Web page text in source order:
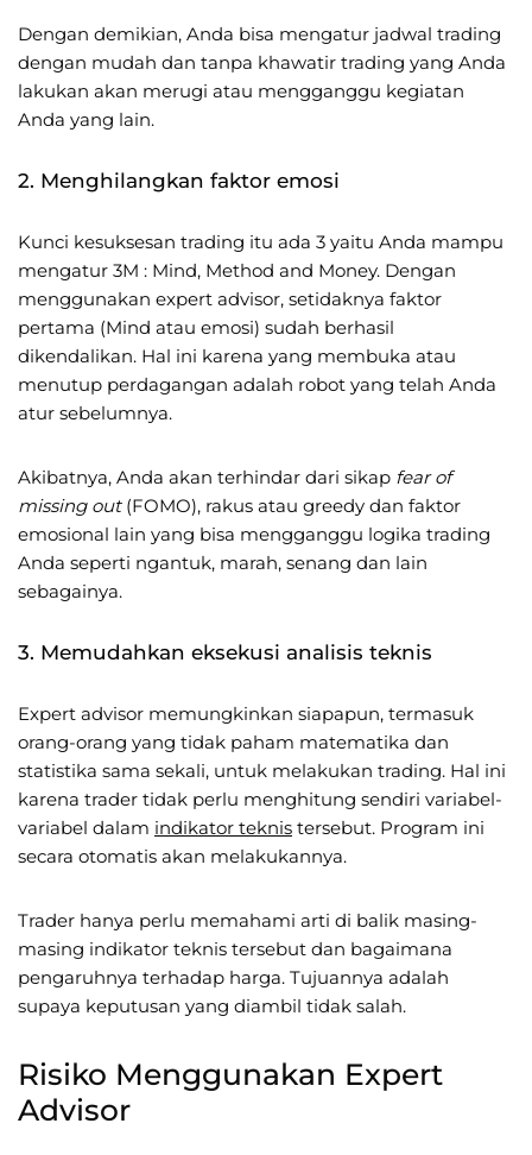
Dengan demikian, Anda bisa mengatur jadwal trading
dengan mudah dan tanpa khawatir trading yang Anda
lakukan akan merugi atau mengganggu kegiatan
Anda yang lain.
2. Menghilangkan faktor emosi
Kunci kesuksesan trading itu ada 3 yaitu Anda mampu
mengatur 3M : Mind, Method and Money. Dengan
menggunakan expert advisor, setidaknya faktor
pertama (Mind atau emosi) sudah berhasil
dikendalikan. Hal ini karena yang membuka atau
menutup perdagangan adalah robot yang telah Anda
atur sebelumnya.
Akibatnya, Anda akan terhindar dari sikap fear of
missing out(FOMO), rakus atau greedy dan faktor
emosional lain yang bisa mengganggu logika trading
Anda seperti ngantuk, marah, senang dan lain
sebagainya.
3. Memudahkan eksekusi analisis teknis
Expert advisor memungkinkan siapapun, termasuk
orang-orang yang tidak paham matematika dan
statistika sama sekali, untuk melakukan trading. Hal ini
karena trader tidak perlu menghitung sendiri variabel-
variabel dalam indikator teknis tersebut. Program ini
secara otomatis akan melakukannya.
Trader hanya perlu memahami arti di balik masing-
masing indikator teknis tersebut dan bagaimana
pengaruhnya terhadap harga. Tujuannya adalah
supaya keputusan yang diambil tidak salah.
Risiko Menggunakan Expert
Advisor